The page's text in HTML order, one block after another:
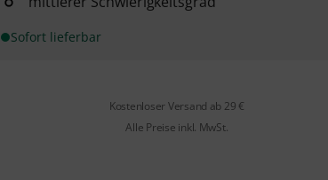
Sofort lieferbar
Kostenloser Versand ab 29 €
Alle Preise inkl. MwSt.